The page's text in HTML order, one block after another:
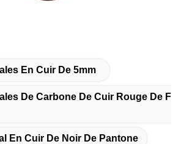
En Cuir De 5mm
De Carbone De Cuir Rouge De
En Cuir De Noir De Pantone